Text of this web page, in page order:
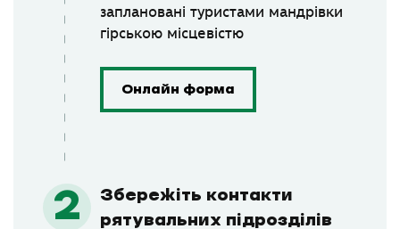
заплановані туристами мандрівки
гірською місцевістю
Онлайн форма
Збережіть контакти
рятувальних підрозділів